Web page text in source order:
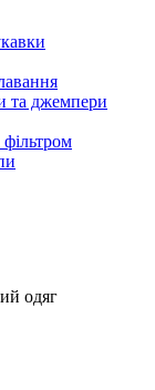
та джемпери
одяг